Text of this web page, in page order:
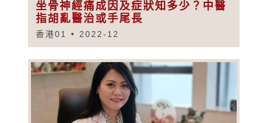
坐骨神經痛成因及症狀知多少？中醫
指胡亂醫治或手尾長
香港01 2022-12